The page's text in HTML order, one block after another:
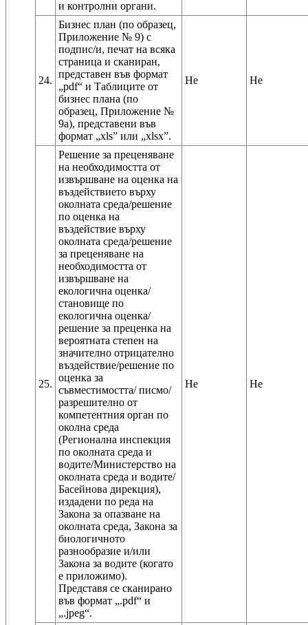
24.
Бизнес план (по образец,
Приложение № 9) с
подпис/и, печат на всяка
страница и сканиран,
представен във формат
„pdf“ и Таблиците от
бизнес плана (по
образец, Приложение №
9а), представени във
формат „xls” или „xlsx”.
Не Не
25.
Решение за преценяване
на необходимостта от
извършване на оценка на
въздействието върху
околната среда/решение
по оценка на
въздействие върху
околната среда/решение
за преценяване на
необходимостта от
извършване на
екологична оценка/
становище по
екологична оценка/
решение за преценка на
вероятната степен на
значително отрицателно
въздействие/решение по
оценка за
съвместимостта/ писмо/
разрешително от
компетентния орган по
околна среда
(Регионална инспекция
по околната среда и
водите/Министерство на
околната среда и водите/
Басейнова дирекция),
издадени по реда на
Закона за опазване на
околната среда, Закона за
биологичното
разнообразие и/или
Закона за водите (когато
е приложимо).
Представя се сканирано
във формат „.pdf“ и
Не Не